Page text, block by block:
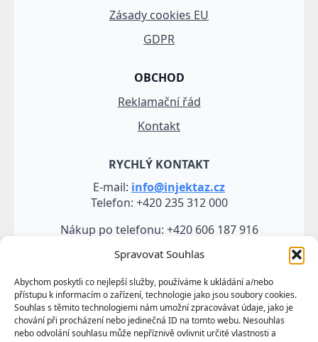
Spravovat Souhlas
Abychom poskytli co nejlepší služby, používáme k ukládání a/nebo
přístupu k informacím o zařízení, technologie jako jsou soubory cookies.
Souhlas s těmito technologiemi nám umožní zpracovávat údaje, jako je
chování při procházení nebo jedinečná ID na tomto webu. Nesouhlas
nebo odvolání souhlasu může nepříznivě ovlivnit určité vlastnosti a
Zásady cookies EU
GDPR
OBCHOD
Reklamační řád
Kontakt
RYCHLÝ KONTAKT
E-mail: info@injektaz.cz
Telefon: +420 235 312 000
Nákup po telefonu: +420 606 187 916